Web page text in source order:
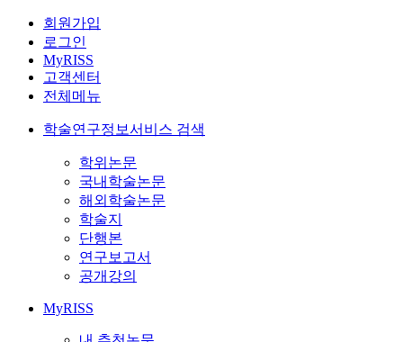
회원가입
로그인
MyRISS
고객센터
전체메뉴
학술연구정보서비스 검색
학위논문
국내학술논문
해외학술논문
학술지
단행본
연구보고서
공개강의
MyRISS